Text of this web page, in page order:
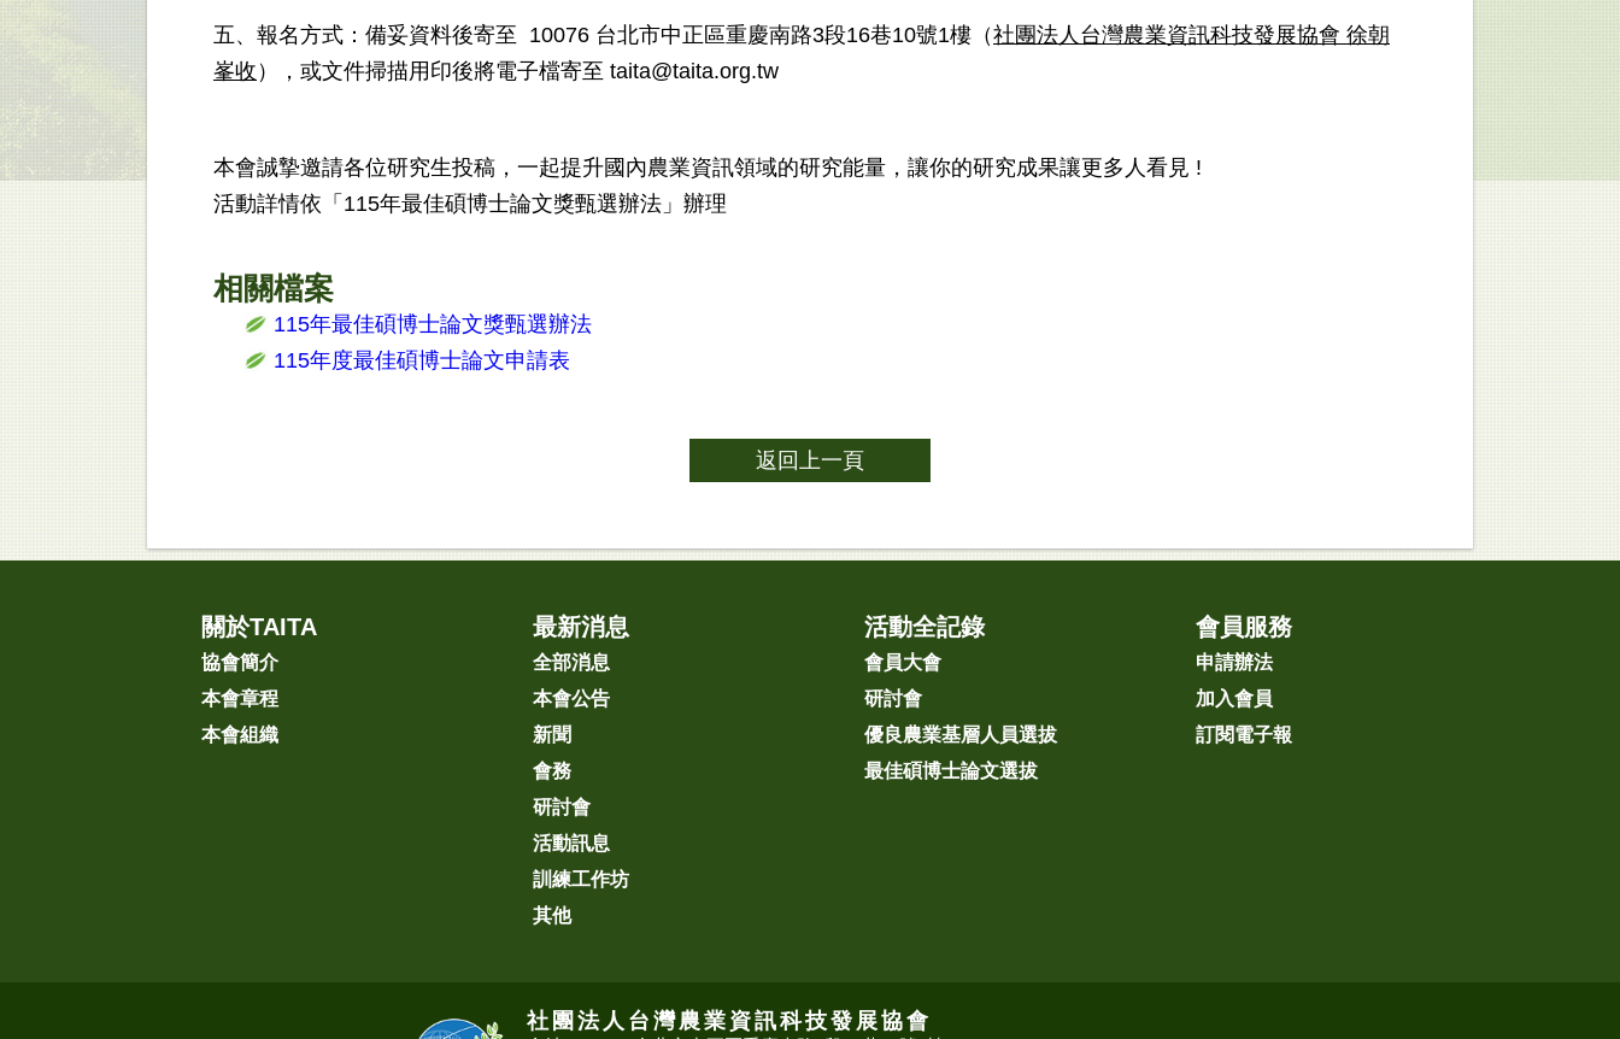
五、報名方式：備妥資料後寄至 10076 台北市中正區重慶南路3段16巷10號1樓（社團法人台灣農業資訊科技發展協會 徐朝
峯收 ），或文件掃描用印後將電子檔寄至 taita@taita.org.tw
本會誠摯邀請各位研究生投稿，一起提升國內農業資訊領域的研究能量，讓你的研究成果讓更多人看見 !
活動詳情依「115年最佳碩博士論文獎甄選辦法」辦理
相關檔案
115年最佳碩博士論文獎甄選辦法
115年度最佳碩博士論文申請表
返回上一頁
關於TAITA
協會簡介
本會章程
本會組織
最新消息
全部消息
本會公告
新聞
會務
研討會
活動訊息
訓練工作坊
其他
活動全記錄
會員大會
研討會
優良農業基層人員選拔
最佳碩博士論文選拔
會員服務
申請辦法
加入會員
訂閱電子報
社團法人台灣農業資訊科技發展協會